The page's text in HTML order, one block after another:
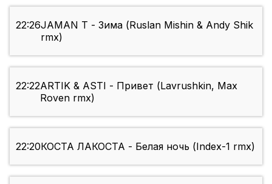
22:26JAMAN T - Зима (Ruslan Mishin & Andy Shik
rmx)
22:22ARTIK & ASTI - Привет (Lavrushkin, Max
Roven rmx)
22:20КОСТА ЛАКОСТА - Белая ночь (Index-1 rmx)